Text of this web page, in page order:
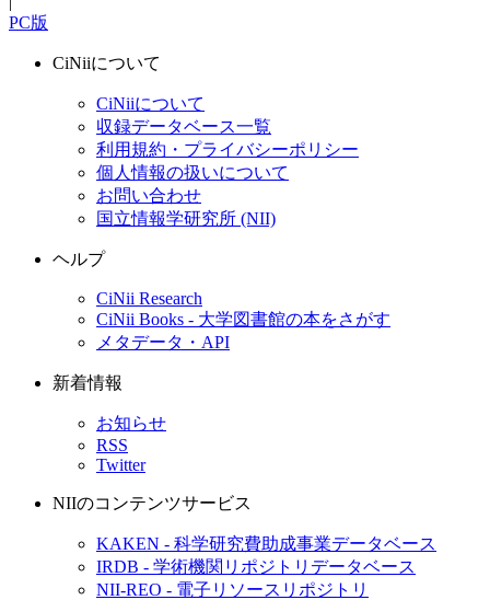
PC版
CiNiiについて
CiNiiについて
収録データベース一覧
利用規約・プライバシーポリシー
個人情報の扱いについて
お問い合わせ
国立情報学研究所 (NII)
ヘルプ
CiNii Research
CiNii Books - 大学図書館の本をさがす
メタデータ・API
新着情報
お知らせ
RSS
Twitter
NIIのコンテンツサービス
KAKEN - 科学研究費助成事業データベース
IRDB - 学術機関リポジトリデータベース
NII-REO - 電子リソースリポジトリ